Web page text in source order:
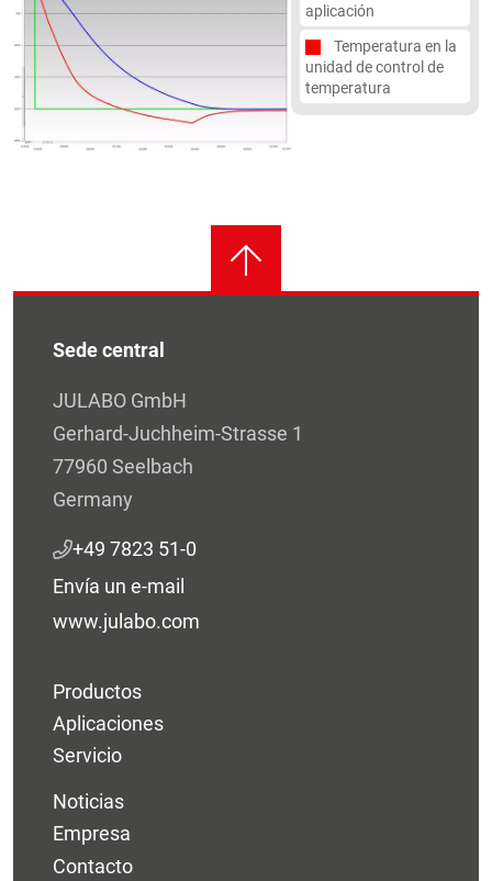
aplicación
Temperatura en la
unidad de control de
temperatura
Sede central
JULABO GmbH
Gerhard-Juchheim-Strasse 1
77960 Seelbach
Germany
+49 7823 51-0
Envía un e-mail
www.julabo.com
Productos
Aplicaciones
Servicio
Noticias
Empresa
Contacto